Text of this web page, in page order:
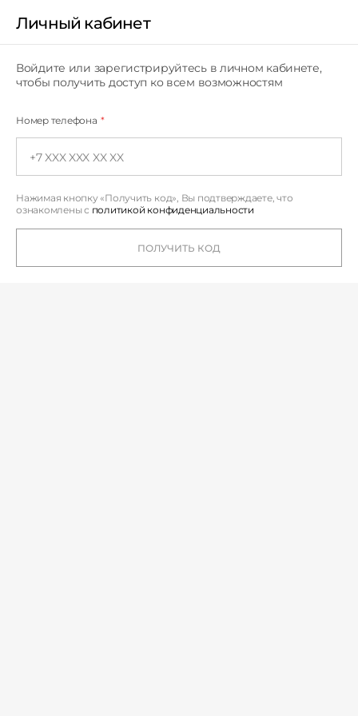
Личный кабинет
Личный кабинет
Войдите или зарегистрируйтесь в личном кабинете,
чтобы получить доступ ко всем возможностям
Номер телефона *
Нажимая кнопку «Получить код», Вы подтверждаете,что
ознакомлены с политикой конфиденциальности
ПОЛУЧИТЬ КОД